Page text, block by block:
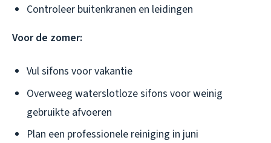
Controleer buitenkranen en leidingen
Voor de zomer:
Vul sifons voor vakantie
Overweeg waterslotloze sifons voor weinig
gebruikte afvoeren
Plan een professionele reiniging in juni